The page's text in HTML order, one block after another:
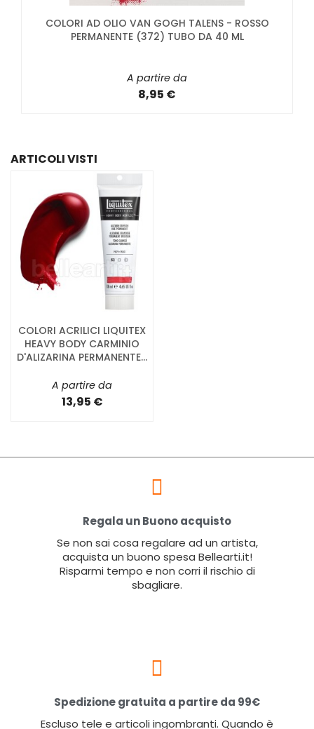
COLORI AD OLIO VAN GOGH TALENS - ROSSO
PERMANENTE (372) TUBO DA 40 ML
A partire da
8,95 €
ARTICOLI VISTI
COLORI ACRILICI LIQUITEX
HEAVY BODY CARMINIO
D'ALIZARINA PERMANENTE...
A partire da
13,95 €
Regala un Buono acquisto
Se non sai cosa regalare ad un artista,
acquista un buono spesa Bellearti.it!
Risparmi tempo e non corri il rischio di
sbagliare.
Spedizione gratuita a partire da 99€
Escluso tele e articoli ingombranti. Quando è